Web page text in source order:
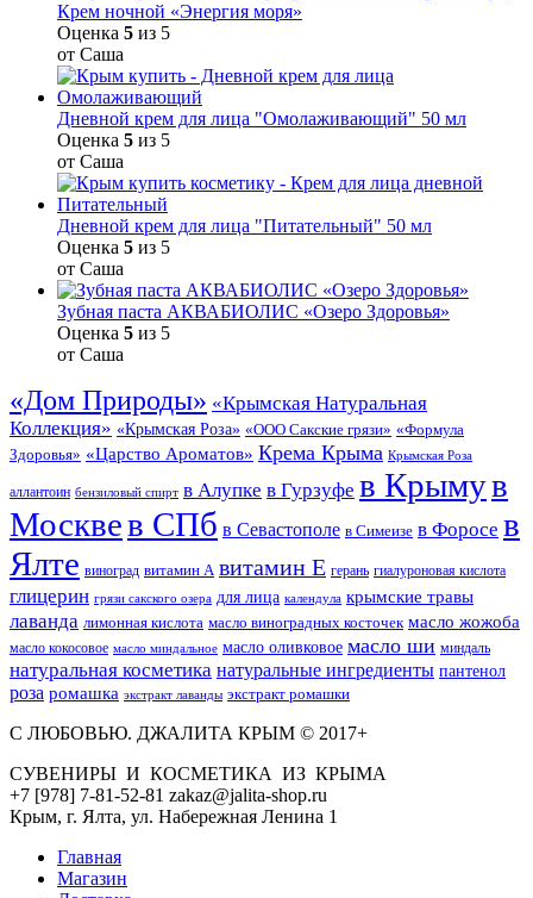
Крем ночной «Энергия моря»
Оценка 5 из 5
от Саша
Дневной крем для лица "Омолаживающий" 50 мл
Оценка 5 из 5
от Саша
Дневной крем для лица "Питательный" 50 мл
Оценка 5 из 5
от Саша
Зубная паста АКВАБИОЛИС «Озеро Здоровья»
Оценка 5 из 5
от Саша
«Дом Природы» «Крымская Натуральная
Коллекция» «Крымская Роза» «ООО Сакские грязи» «Формула
Здоровья» «Царство Ароматов» Крема Крыма Крымская Роза
аллантоин бензиловый спирт в Алупке в Гурзуфе в Крымув
Москвев СПб в Севастополе в Симеизе в Форосе в
Ялте виноград витамин А витамин Е герань гиалуроновая кислота
глицерин грязи сакского озера для лица календула крымские травы
лаванда лимонная кислота масло виноградных косточек масло жожоба
масло кокосовое масло миндальное масло оливковое масло ши миндаль
натуральная косметика натуральные ингредиенты пантенол
роза ромашка экстракт лаванды экстракт ромашки
С ЛЮБОВЬЮ. ДЖАЛИТА КРЫМ © 2017+
СУВЕНИРЫ И КОСМЕТИКА ИЗ КРЫМА
+7 [978] 7-81-52-81 zakaz@jalita-shop.ru
Крым, г. Ялта, ул. Набережная Ленина 1
Главная
Магазин